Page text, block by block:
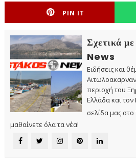
PIN IT
Σχετικά
News
Ειδήσεις και
περιοχή του
Ελλάδα και
σελίδα μας στο
μαθαίνετε όλα τα νέα!